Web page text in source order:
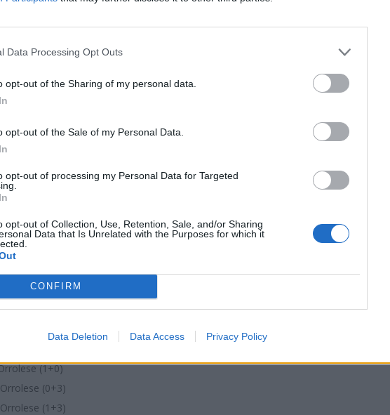
Data Processing Opt Outs
opt-out of the Sharing of my personal data.
opt-out of the Sale of my Personal Data.
opt-out of processing my Personal Data for Targeted
opt-out of Collection, Use, Retention, Sale, and/or Sharing
Data that Is Unrelated with the Purposes for which it
CONFIRM
Data Deletion Data Access Privacy Policy
Villamassargia e Tortolì)
Orrolese (3+3)
Orrolese (1+0)
Orrolese (0+3)
Orrolese (1+3)
Arborea (1+0)
a Villamassargia e non sconfitta dell'Atletico col
(3+1), Orrolese (3+0)
Orrolese (1+0)
Orrolese (0+3)
Orrolese (1+3)
Arborea (1+0)
Villamassargia con il Tortolì e non sconfitta dell'Atletico
(0+3)
(1+0)
(0+3)
(1+3)